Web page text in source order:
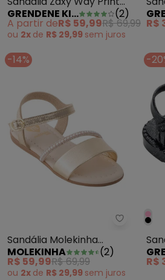
Rosa
GRENDENE KIDS (2)
A partir deR$ 59,99R$ 69,99
ou 2x de R$ 29,99 sem juros
Ii
R$
-14%
Sandália
Sandália Molekinha
(Dourado) em Sintético
MOLEKINHA (2)
R$ 59,99R$ 69,99
ou 2x de R$ 29,99 sem juros
-
R$